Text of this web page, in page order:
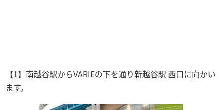
【1】南越谷駅からVARIEの下を通り新越谷駅 西口に向かい
ます。